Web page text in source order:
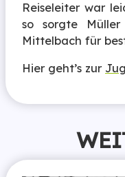
Reiseleiter war
so sorgte
Mittelbach für
Hier geht’s zur